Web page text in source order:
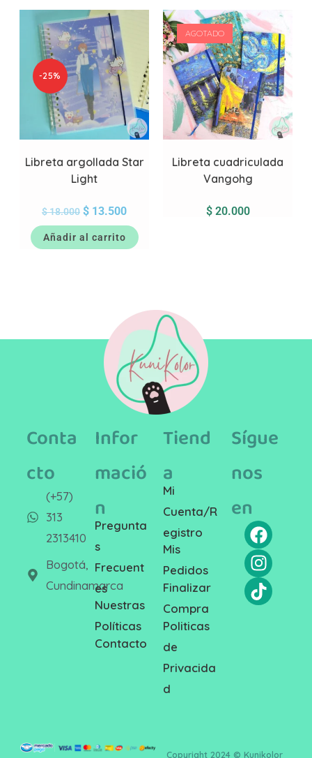
-25%
Libreta argollada Star
Light
$18.000 $ 13.500
Añadir al carrito
AGOTADO
Libreta cuadriculada
Vangohg
$20.000
Conta
cto
(+57)
313
2313410
Bogotá,
Cundinamarca
Infor
mació
n
Pregunta
s
Frecuent
es
Nuestras
Políticas
Contacto
Tiend
a
Mi
Cuenta/R
egistro
Mis
Pedidos
Finalizar
Compra
Politicas
de
Privacida
d
Sígue
nos
en
Copyright 2024 © Kunikolor